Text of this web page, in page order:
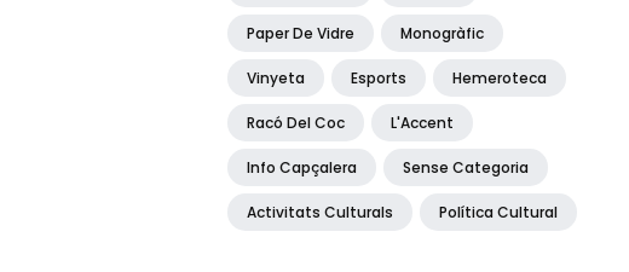
Paper De Vidre Monogràfic
Vinyeta Esports Hemeroteca
Racó Del Coc L'Accent
Info Capçalera Sense Categoria
Activitats Culturals Política Cultural